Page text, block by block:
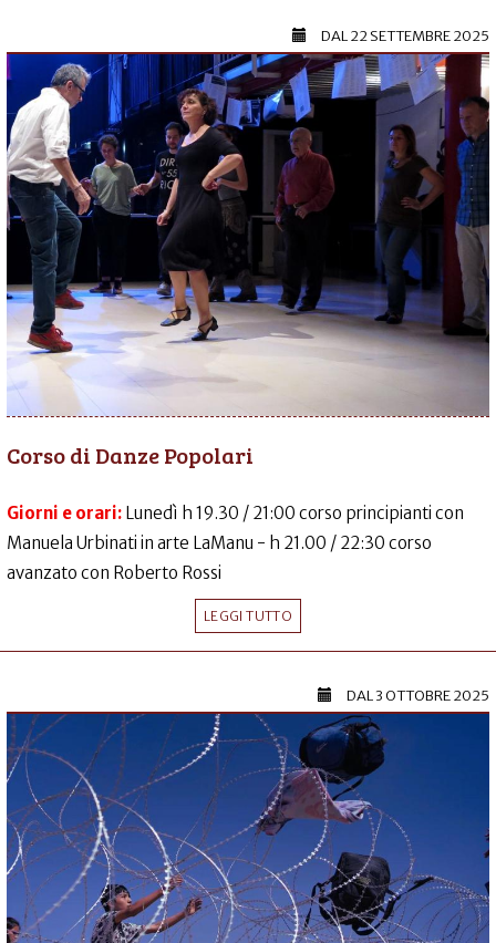
DAL22 SETTEMBRE 2025
Corso di Danze Popolari
Giorni e orari: Lunedì h 19.30 / 21:00 corso principianti con
Manuela Urbinati in arte LaManu - h 21.00 / 22:30 corso
avanzato con Roberto Rossi
LEGGI TUTTO
DAL3 OTTOBRE 2025